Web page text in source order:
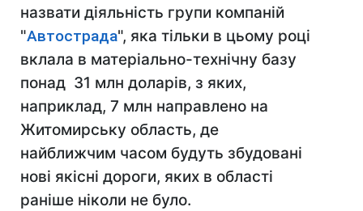
назвати діяльність групи компаній
"Автострада", яка тільки в цьому році
вклала в матеріально-технічну базу
понад 31 млн доларів, з яких,
наприклад, 7 млн направлено на
Житомирську область, де
найближчим часом будуть збудовані
нові якісні дороги, яких в області
раніше ніколи не було.